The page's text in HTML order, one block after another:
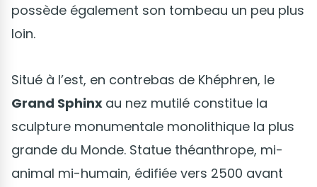
possède également son tombeau un peu plus
loin.
Situé à l’est, en contrebas de Khéphren, le
Grand Sphinx au nez mutilé constitue la
sculpture monumentale monolithique la plus
grande du Monde. Statue théanthrope, mi-
animal mi-humain, édifiée vers 2500 avant